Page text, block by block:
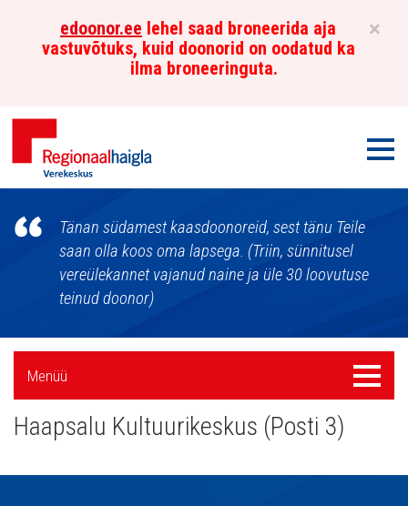
×
edoonor.ee lehel saad broneerida aja
vastuvõtuks, kuid doonorid on oodatud ka
ilma broneeringuta.
Põhja-
Eesti
Regionaalhaigla
Verekeskus
Tänan südamest kaasdoonoreid, sest tänu Teile
saan olla koos oma lapsega. (Triin, sünnitusel
vereülekannet vajanud naine ja üle 30 loovutuse
teinud doonor)
Külgpaani
navigatsioon
Menüü
Menüü
Haapsalu Kultuurikeskus (Posti 3)